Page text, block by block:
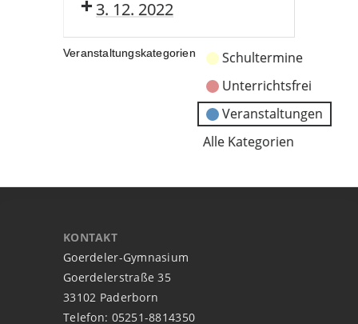
3. 12. 2022
Veranstaltungskategorien
Schultermine
Unterrichtsfrei
Veranstaltungen
Alle Kategorien
KONTAKT
Goerdeler-Gymnasium
Goerdelerstraße 35
33102 Paderborn
Telefon: 05251-8814350